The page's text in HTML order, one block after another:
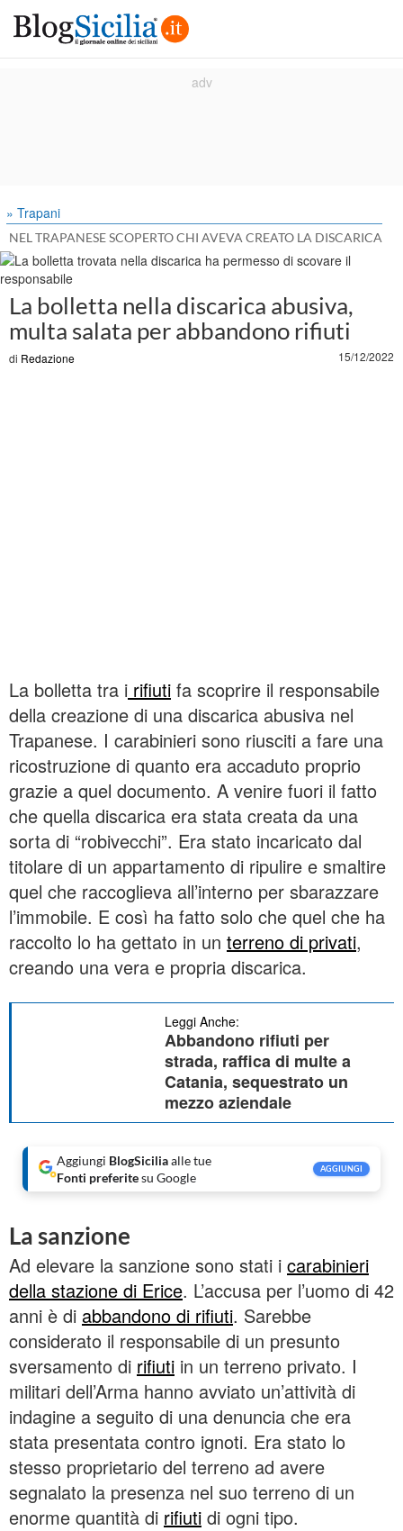
» Trapani
NEL TRAPANESE SCOPERTO CHI AVEVA CREATO LA DISCARICA
La bolletta nella discarica abusiva,
multa salata per abbandono rifiuti
di Redazione 15/12/2022
La bolletta tra i rifiuti fa scoprire il responsabile
della creazione di una discarica abusiva nel
Trapanese. I carabinieri sono riusciti a fare una
ricostruzione di quanto era accaduto proprio
grazie a quel documento. A venire fuori il fatto
che quella discarica era stata creata da una
sorta di “robivecchi”. Era stato incaricato dal
titolare di un appartamento di ripulire e smaltire
quel che raccoglieva all’interno per sbarazzare
l’immobile. E così ha fatto solo che quel che ha
raccolto lo ha gettato in un terreno di privati,
creando una vera e propria discarica.
Leggi Anche:
Abbandono rifiuti per
strada, raffica di multe a
Catania, sequestrato un
mezzo aziendale
Aggiungi BlogSiciliaalle tue
Fonti preferitesu Google
AGGIUNGI
La sanzione
Ad elevare la sanzione sono stati i carabinieri
della stazione di Erice. L’accusa per l’uomo di 42
anni è di abbandono di rifiuti. Sarebbe
considerato il responsabile di un presunto
sversamento di rifiuti in un terreno privato. I
militari dell’Arma hanno avviato un’attività di
indagine a seguito di una denuncia che era
stata presentata contro ignoti. Era stato lo
stesso proprietario del terreno ad avere
segnalato la presenza nel suo terreno di un
enorme quantità di rifiuti di ogni tipo.